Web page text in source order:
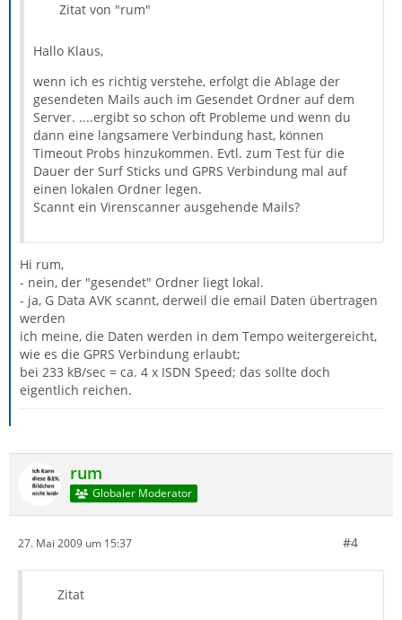
Zitat von "rum"
Hallo Klaus,
wenn ich es richtig verstehe, erfolgt die Ablage der
gesendeten Mails auch im Gesendet Ordner auf dem
Server. ....ergibt so schon oft Probleme und wenn du
dann eine langsamere Verbindung hast, können
Timeout Probs hinzukommen. Evtl. zum Test für die
Dauer der Surf Sticks und GPRS Verbindung mal auf
einen lokalen Ordner legen.
Scannt ein Virenscanner ausgehende Mails?
Hi rum,
- nein, der "gesendet" Ordner liegt lokal.
- ja, G Data AVK scannt, derweil die email Daten übertragen
werden
ich meine, die Daten werden in dem Tempo weitergereicht,
wie es die GPRS Verbindung erlaubt;
bei 233 kB/sec = ca. 4 x ISDN Speed; das sollte doch
eigentlich reichen.
rum
Globaler Moderator
27. Mai 2009 um 15:37 #4
Zitat